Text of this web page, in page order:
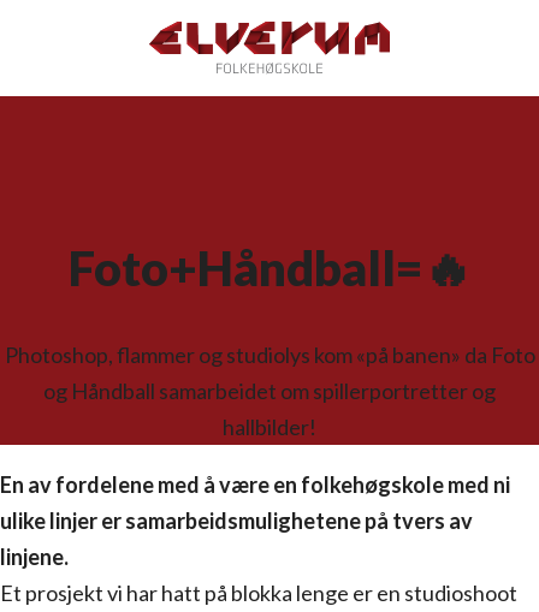
Foto+Håndball=🔥
Photoshop, flammer og studiolys kom «på banen» da Foto
og Håndball samarbeidet om spillerportretter og
hallbilder!
En av fordelene med å være en folkehøgskole med ni
ulike linjer er samarbeidsmulighetene på tvers av
linjene.
Et prosjekt vi har hatt på blokka lenge er en studioshoot